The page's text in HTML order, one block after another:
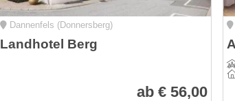
Dannenfels (Donnersberg)
Landhotel Berg
ab € 56,00